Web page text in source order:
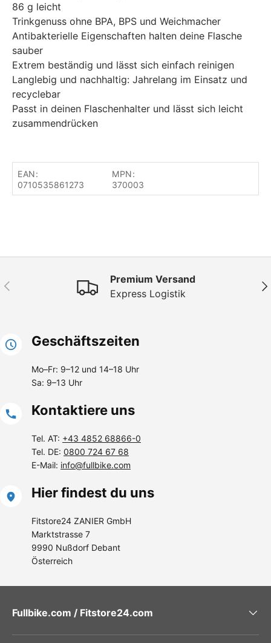
86 g leicht
Trinkgenuss ohne BPA, BPS und Weichmacher
Antibakterielle Eigenschaften halten deine Flasche
sauber
Extrem beständig und lässt sich einfach reinigen
Langlebig und nachhaltig: Jahrelang im Einsatz und
recyclebar
Passt in deinen Flaschenhalter und lässt sich leicht
zusammendrücken
EAN:
0710535861273
MPN:
370003
Vorherige
Premium Versand
Express Logistik
Geschäftszeiten
Mo–Fr: 9–12 und 14–18 Uhr
Sa: 9–13 Uhr
Kontaktiere uns
Tel. AT: +43 4852 68866-0
Tel. DE: 0800 724 67 68
E-Mail: info@fullbike.com
Hier findest du uns
Fitstore24 ZANIER GmbH
Marktstrasse 7
9990 Nußdorf Debant
Österreich
Fullbike.com / Fitstore24.com